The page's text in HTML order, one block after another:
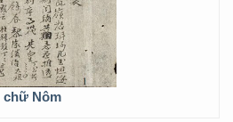
chữ Nôm